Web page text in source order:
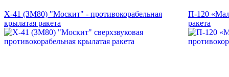
Х-41 (ЗМ80) "Москит" - противокорабельная
крылатая ракета
П-120
ракета